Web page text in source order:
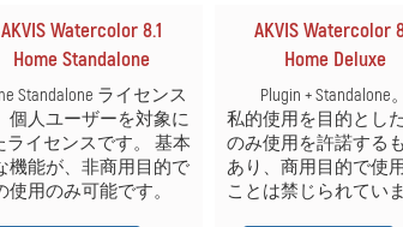
AKVIS Watercolor 8.1
Home Standalone
Standalone ライセンス
個人ユーザーを対象に
ライセンスです。 基本
機能が、非商用目的で
使用のみ可能です。
AKVIS Watercolor
Home Deluxe
Plugin + Standalone。
私的使用を目的とし
のみ使用を許諾する
あり、商用目的で使
ことは禁じられていま